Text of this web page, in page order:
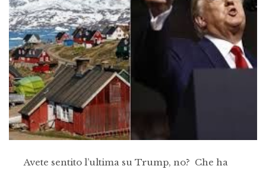
Avete sentito l’ultima su Trump, no? Che ha